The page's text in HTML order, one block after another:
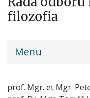
filozofia
truni-
Menu
prof. Mgr. et Mgr.